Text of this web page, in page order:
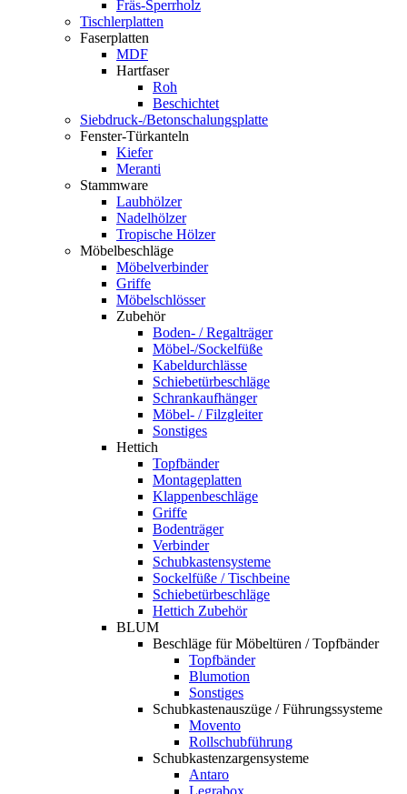
Fräs-Sperrholz
Tischlerplatten
Faserplatten
MDF
Hartfaser
Roh
Beschichtet
Siebdruck-/Betonschalungsplatte
Fenster-Türkanteln
Kiefer
Meranti
Stammware
Laubhölzer
Nadelhölzer
Tropische Hölzer
Möbelbeschläge
Möbelverbinder
Griffe
Möbelschlösser
Zubehör
Boden- / Regalträger
Möbel-/Sockelfüße
Kabeldurchlässe
Schiebetürbeschläge
Schrankaufhänger
Möbel- / Filzgleiter
Sonstiges
Hettich
Topfbänder
Montageplatten
Klappenbeschläge
Griffe
Bodenträger
Verbinder
Schubkastensysteme
Sockelfüße / Tischbeine
Schiebetürbeschläge
Hettich Zubehör
BLUM
Beschläge für Möbeltüren / Topfbänder
Topfbänder
Blumotion
Sonstiges
Schubkastenauszüge / Führungssysteme
Movento
Rollschubführung
Schubkastenzargensysteme
Antaro